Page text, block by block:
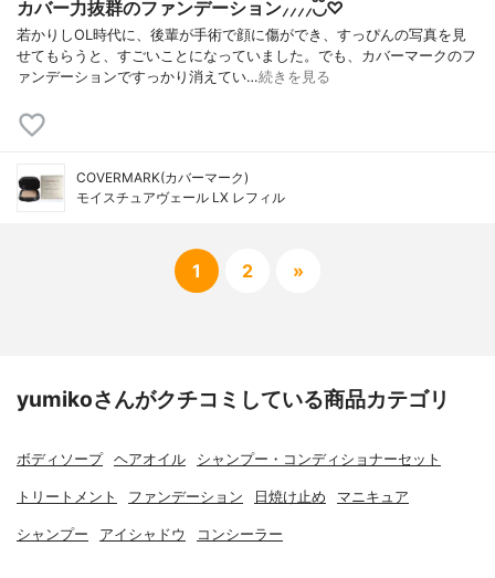
カバー力抜群のファンデーション⸝⸝⸝⸝◟̆◞̆♡
若かりしOL時代に、後輩が手術で顔に傷ができ、すっぴんの写真を見
せてもらうと、すごいことになっていました。でも、カバーマークのフ
ァンデーションですっかり消えてい…続きを見る
COVERMARK(カバーマーク)
モイスチュアヴェール LX レフィル
1 2 »
yumikoさんがクチコミしている商品カテゴリ
ボディソープ ヘアオイル シャンプー・コンディショナーセット
トリートメント ファンデーション 日焼け止め マニキュア
シャンプー アイシャドウ コンシーラー